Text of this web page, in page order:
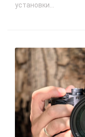
установки...